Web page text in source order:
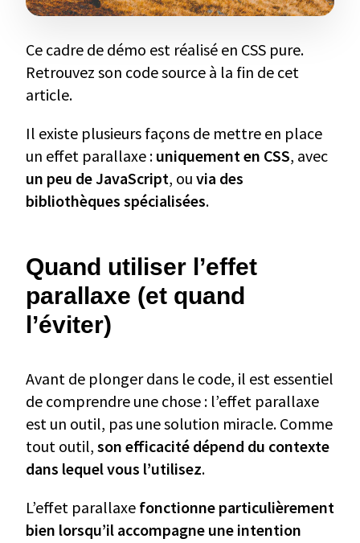
Ce cadre de démo est réalisé en CSS pure.
Retrouvez son code source à la fin de cet
article.
Il existe plusieurs façons de mettre en place
un effet parallaxe : uniquement en CSS, avec
un peu de JavaScript, ou via des
bibliothèques spécialisées.
Quand utiliser l’effet
parallaxe (et quand
l’éviter)
Avant de plonger dans le code, il est essentiel
de comprendre une chose : l’effet parallaxe
est un outil, pas une solution miracle. Comme
tout outil, son efficacité dépend du contexte
dans lequel vous l’utilisez.
L’effet parallaxe fonctionne particulièrement
bien lorsqu’il accompagne une intention